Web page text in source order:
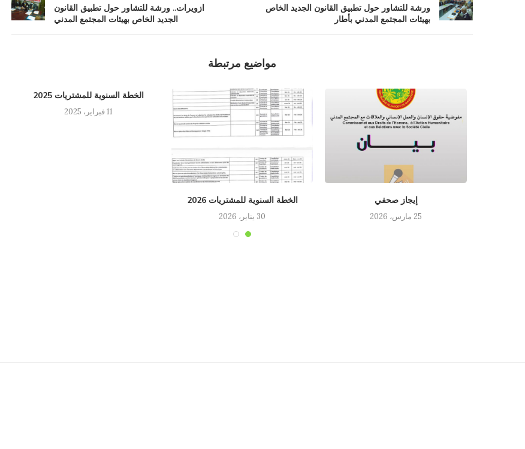
ازويرات.. ورشة للتشاور حول تطبيق القانون
الجديد الخاص بهيئات المجتمع المدني
ورشة للتشاور حول تطبيق القانون الجديد الخاص
بهيئات المجتمع المدني بأطار
مواضيع مرتبطة
إيجاز صحفي
25 مارس، 2026
الخطة السنوية للمشتريات 2026
30 يناير، 2026
الخطة السنوية للمشتريات 2025
11 فبراير، 2025